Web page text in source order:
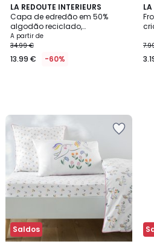
LA REDOUTE INTERIEURS
Capa de edredão em 50%
algodão reciclado,
estampado com unicórnios,
TAMILA
Preço
a
partir
vez
de
34.99
€
60%
de
desconto
A partir de
34.99 €
13.99 € -60%
Saldos